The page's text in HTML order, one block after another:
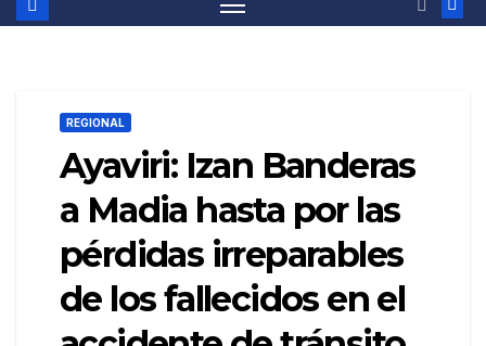
REGIONAL
Ayaviri: Izan Banderas
a Madia hasta por las
pérdidas irreparables
de los fallecidos en el